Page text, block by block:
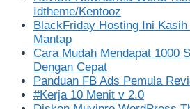
Idtheme/Kentooz
BlackFriday Hosting Ini
Mantap
Cara Mudah Mendapat 1000
Dengan Cepat
Panduan FB Ads Pemula
#Kerja 10 Menit v 2.0